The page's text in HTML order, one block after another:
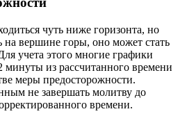
чуть ниже горизонта, но
на вершине горы, оно может стать
учета этого многие графики
из рассчитанного времени
меры предосторожности.
не завершать молитву до
времени.